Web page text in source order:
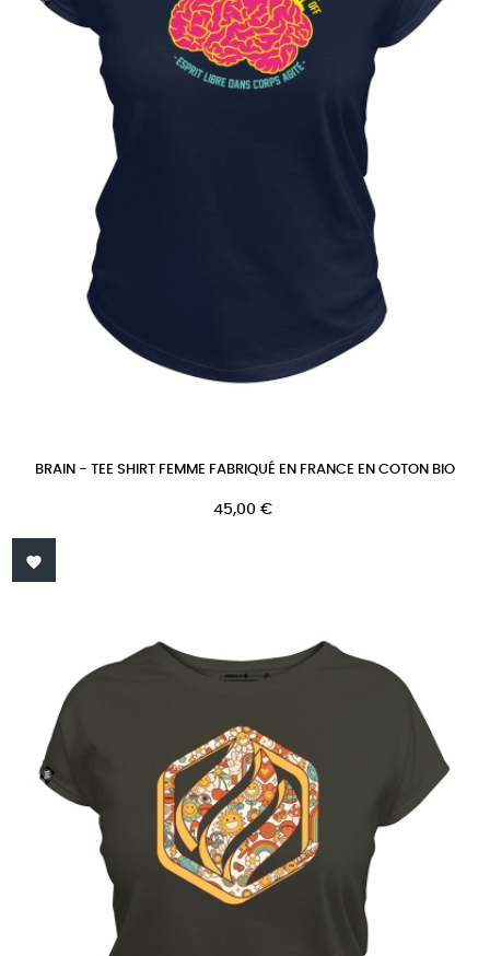
BRAIN - TEE SHIRT FEMME FABRIQUÉ EN FRANCE EN COTON BIO
Prix
45,00 €
